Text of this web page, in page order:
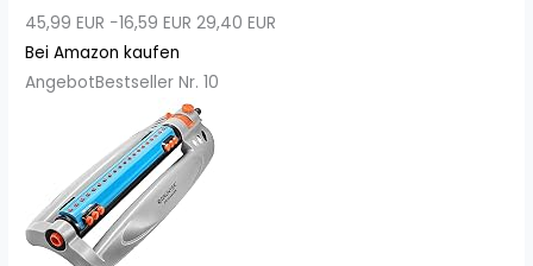
45,99 EUR −16,59 EUR 29,40 EUR
Bei Amazon kaufen
AngebotBestseller Nr. 10